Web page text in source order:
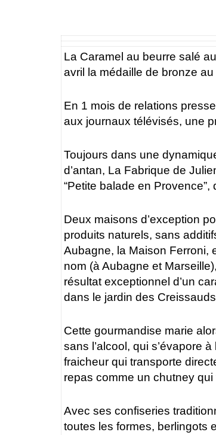
La Caramel au beurre salé
avril la médaille de bronze
En 1 mois de relations
aux journaux télévisés, une
Toujours dans une
d’antan, La Fabrique de
“Petite balade en
Deux maisons d’exception
produits naturels, sans
Aubagne, la Maison Ferroni,
nom (à Aubagne et
résultat exceptionnel d’un
dans le jardin des
Cette gourmandise marie
sans l’alcool, qui s’évapore
fraicheur qui transporte
repas comme un chutney
Avec ses confiseries
toutes les formes, berlingots